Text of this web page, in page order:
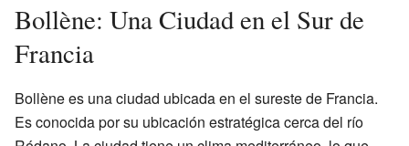
Bollène: Una Ciudad en el Sur de
Francia
Bollène es una ciudad ubicada en el sureste de Francia.
Es conocida por su ubicación estratégica cerca del río